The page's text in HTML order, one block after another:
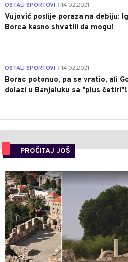
OSTALI SPORTOVI 14.02.2021.
Vujović poslije poraza na debiju:
Borca kasno shvatili da mogu!
OSTALI SPORTOVI 14.02.2021.
Borac potonuo, pa se vratio, ali
dolazi u Banjaluku sa "plus četiri"!
PROČITAJ JOŠ